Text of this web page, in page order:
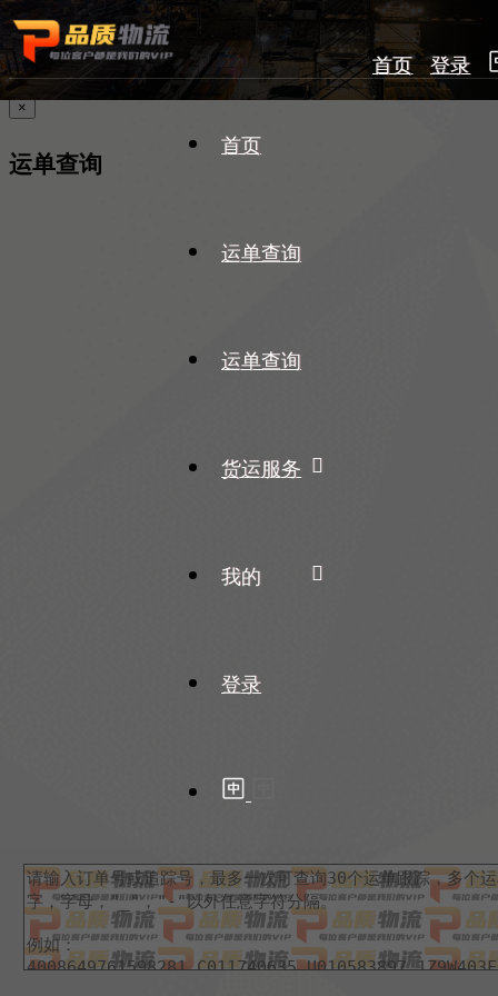
首页 登录
首页
运单查询
运单查询
货运服务
我的
登录
×
运单查询